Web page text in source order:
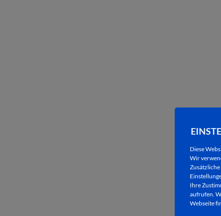
Diese
Wir
Ihre
aufrufen.
Webseite